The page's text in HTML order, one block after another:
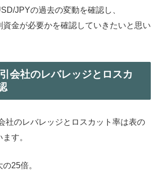
JPYの過去の変動を確認し、
資金が必要かを確認していきたいと思い
会社のレバレッジとロスカ
社のレバレッジとロスカット率は表の
す。
25倍。